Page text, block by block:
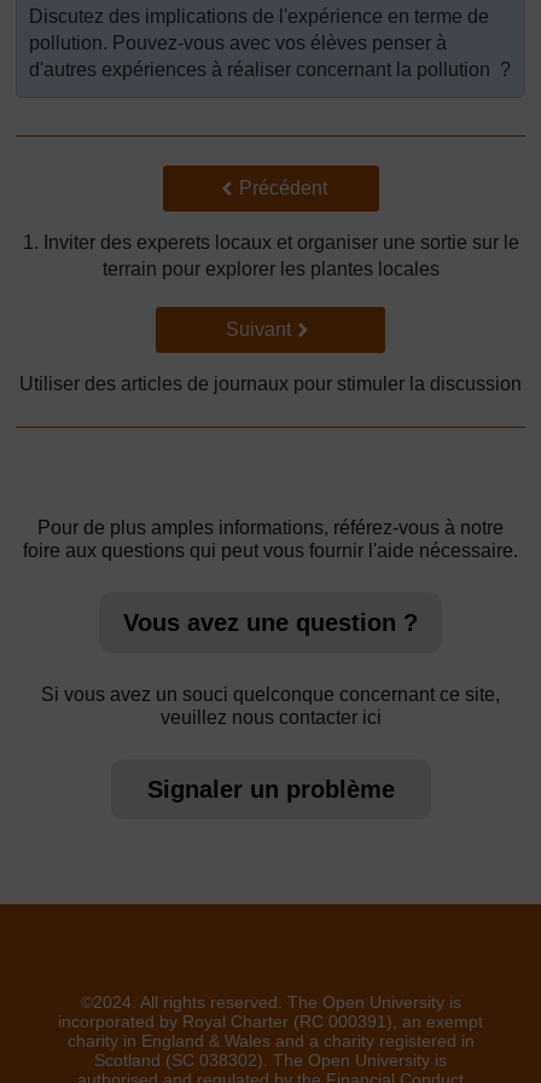
Discutez des implications de l'expérience en terme de
pollution. Pouvez-vous avec vos élèves penser à
d'autres expériences à réaliser concernant la pollution ?
Précédent
Précédent
1. Inviter des experets locaux et organiser une sortie sur le
terrain pour explorer les plantes locales
Suivant
Suivant
Utiliser des articles de journaux pour stimuler la discussion
Pour de plus amples informations, référez-vous à notre
foire aux questions qui peut vous fournir l'aide nécessaire.
Vous avez une question ?
Si vous avez un souci quelconque concernant ce site,
veuillez nous contacter ici
Signaler un problème
©2024. All rights reserved. The Open University is
incorporated by Royal Charter (RC 000391), an exempt
charity in England & Wales and a charity registered in
Scotland (SC 038302). The Open University is